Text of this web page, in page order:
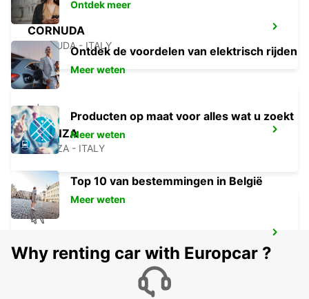
CORNUDA
CORNUDA - ITALY
VICENZA
VICENZA - ITALY
VENEZIA - ITALY
Ontdek meer
Ontdek de voordelen van elektrisch rijden
Meer weten
Producten op maat voor alles wat u zoekt
Meer weten
Top 10 van bestemmingen in België
Meer weten
Why renting car with Europcar ?